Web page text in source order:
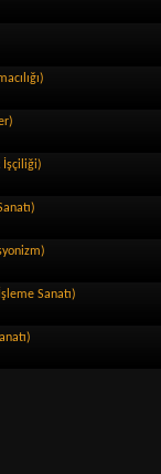
İşçiliği)
Sanatı)